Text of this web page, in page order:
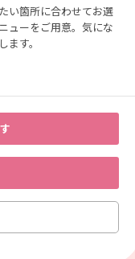
い箇所に合わせてお選
ューをご用意。気にな
す。